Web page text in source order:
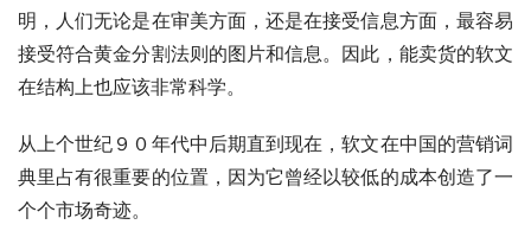
明，人们无论是在审美方面，还是在接受信息方面，最容易
接受符合黄金分割法则的图片和信息。因此，能卖货的软文
在结构上也应该非常科学。
从上个世纪９０年代中后期直到现在，软文在中国的营销词
典里占有很重要的位置，因为它曾经以较低的成本创造了一
个个市场奇迹。